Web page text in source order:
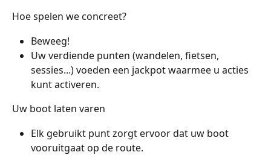
Hoe spelen we concreet?
Beweeg!
Uw verdiende punten (wandelen, fietsen,
sessies...) voeden een jackpot waarmee u acties
kunt activeren.
Uw boot laten varen
Elk gebruikt punt zorgt ervoor dat uw boot
vooruitgaat op de route.